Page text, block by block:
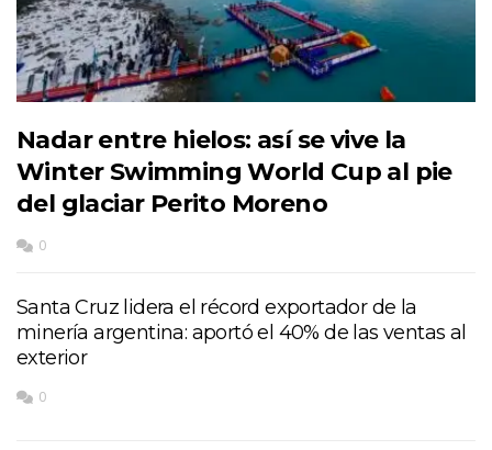
Nadar entre hielos: así se vive la
Winter Swimming World Cup al pie
del glaciar Perito Moreno
0
Santa Cruz lidera el récord exportador de la
minería argentina: aportó el 40% de las ventas al
exterior
0